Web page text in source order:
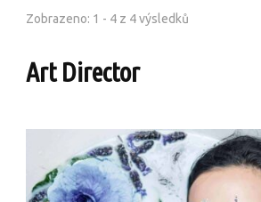
Zobrazeno: 1 - 4 z 4 výsledků
Art Director